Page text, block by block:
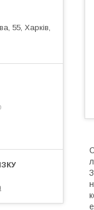
55, Харків,